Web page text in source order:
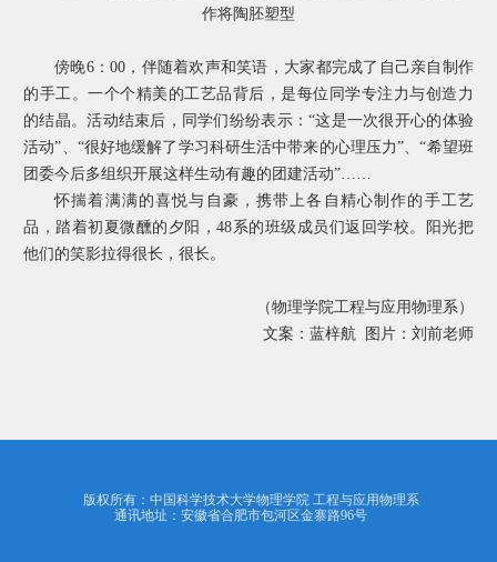
作将陶胚塑型
傍晚6：00 ，伴随着欢声和笑语，大家都完成了自己亲自制作
的手工。一个个精美的工艺品背后，是每位同学专注力与创造力
的结晶。活动结束后，同学们纷纷表示：“这是一次很开心的体验
活动”、“很好地缓解了学习科研生活中带来的心理压力”、“希望班
团委今后多组织开展这样生动有趣的团建活动”……
怀揣着满满的喜悦与自豪，携带上各自精心制作的手工艺
品，踏着初夏微醺的夕阳，48系的班级成员们返回学校。阳光把
他们的笑影拉得很长，很长。
（物理学院工程与应用物理系）
文案：蓝梓航 图片：刘前老师
版权所有：中国科学技术大学物理学院 工程与应用物理系
通讯地址：安徽省合肥市包河区金寨路96号